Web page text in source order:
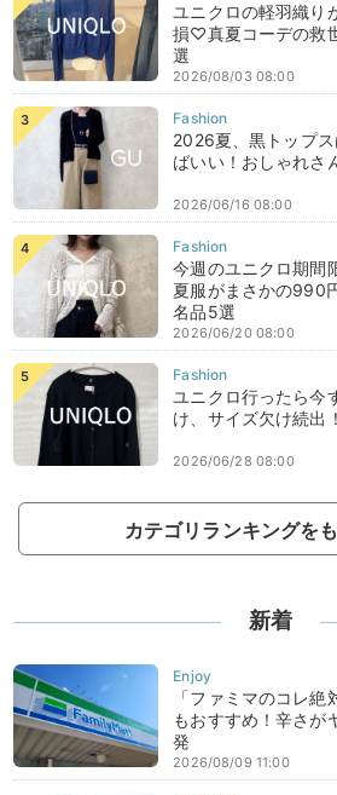
ユニクロの軽羽織り
損♡真夏コーデの救
選
2026/08/03 08:00
2026夏、黒トップ
ばいい！おしゃれさ
2026/06/16 08:00
今週のユニクロ期間
夏服がまさかの990
名品5選
2026/06/20 08:00
ユニクロ行ったら今
け、サイズ欠け続出
2026/06/28 08:00
カテゴリランキングを
新着
「ファミマのコレ絶
もおすすめ！辛さが
発
2026/08/09 11:00